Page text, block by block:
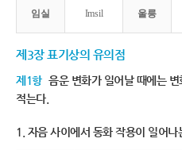
임실 Imsil 울릉
제3장 표기상의 유의점
제1항 음운 변화가 일어날 때에는
적는다.
1. 자음 사이에서 동화 작용이 일어나